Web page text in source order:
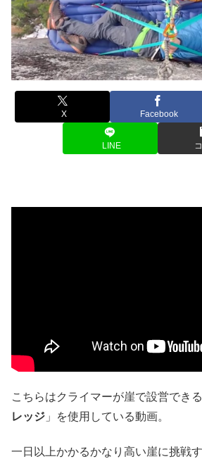
X Facebook
LINE
こちらはクライマーが崖で設営でき
レッジ 」を使用している動画。
一日以上かかるかなり高い崖に挑戦